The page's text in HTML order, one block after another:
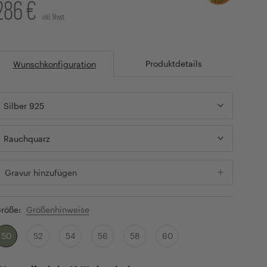
€ inkl. Mwst.
Wunschkonfiguration Produktdetails
Silber 925
Rauchquarz
Gravur hinzufügen
Größenhinweise
50 52 54 56 58 60